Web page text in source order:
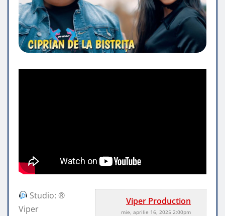
Viper Production
mie, aprilie 16, 2025 2:00pm
Studio: ®
Viper